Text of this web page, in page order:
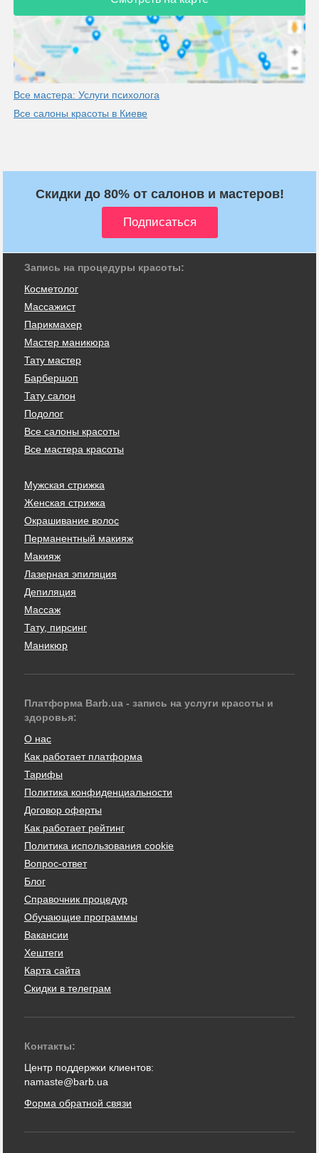
Все мастера: Услуги психолога
Все салоны красоты в Киеве
Скидки до 80% от салонов и мастеров!
Запись на процедуры красоты:
Косметолог
Массажист
Парикмахер
Мастер маникюра
Тату мастер
Барбершоп
Тату салон
Подолог
Все салоны красоты
Все мастера красоты
Мужская стрижка
Женская стрижка
Окрашивание волос
Перманентный макияж
Макияж
Лазерная эпиляция
Депиляция
Массаж
Тату, пирсинг
Маникюр
Платформа Barb.ua - запись на услуги красоты и
здоровья:
О нас
Как работает платформа
Тарифы
Политика конфиденциальности
Договор оферты
Как работает рейтинг
Политика использования cookie
Вопрос-ответ
Блог
Справочник процедур
Обучающие программы
Вакансии
Хештеги
Карта сайта
Скидки в телеграм
Контакты:
Центр поддержки клиентов:
namaste@barb.ua
Форма обратной связи